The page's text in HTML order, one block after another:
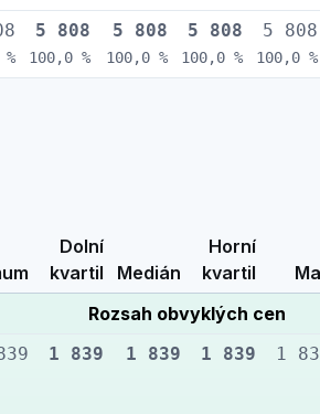
5 808
100,0 %
5 808
100,0 %
5 808
100,0 %
5 808
100,0 %
Dolní
kvartil
Medián
Horní
kvartil
Rozsah obvyklých cen
1 839 1 839 1 839 1